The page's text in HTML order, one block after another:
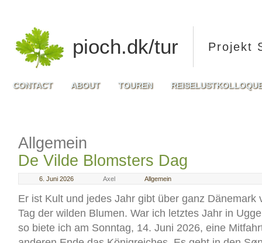
pioch.dk/tur Projekt
CONTACT ABOUT TOUREN
Allgemein
De Vilde Blomsters Dag
6. Juni 2026 Axel Allgemein
Er ist Kult und jedes Jahr gibt über ganz Dänemark
Tag der wilden Blumen. War ich letztes Jahr in
so biete ich am Sonntag, 14. Juni 2026, eine